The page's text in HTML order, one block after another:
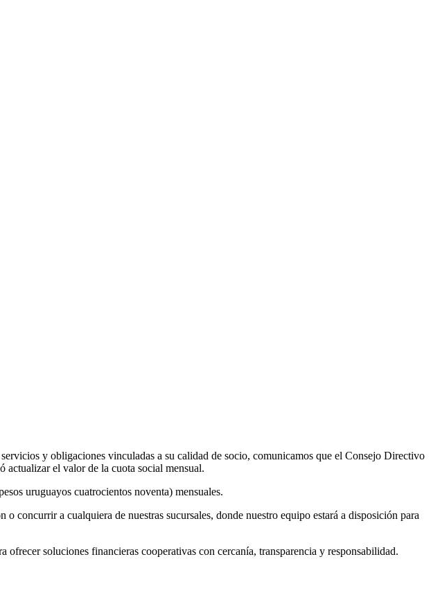
y obligaciones vinculadas a su calidad de socio, comunicamos que el Consejo Directivo
actualizar el valor de la cuota social mensual.
uruguayos cuatrocientos noventa) mensuales.
concurrir a cualquiera de nuestras sucursales, donde nuestro equipo estará a disposición para
soluciones financieras cooperativas con cercanía, transparencia y responsabilidad.